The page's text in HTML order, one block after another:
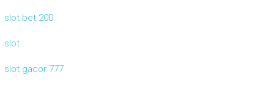
slot bet 200
slot
slot gacor 777